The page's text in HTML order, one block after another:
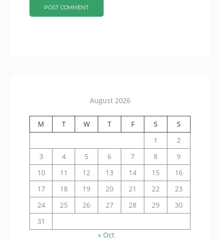
August 2026
M T W T F S
S
1
2
3
4 5 6 7 8
9
10
11 12 13 14 15
16
17
18 19 20 21 22
23
24
25 26 27 28 29
30
31
« Oct